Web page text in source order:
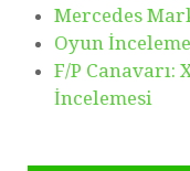
Mercedes
Oyun
F/P Canavarı:
İncelemesi